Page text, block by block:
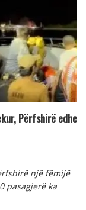
Përfshirë edhe
një fëmijë
pasagjerë ka